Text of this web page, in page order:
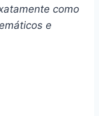
como
e